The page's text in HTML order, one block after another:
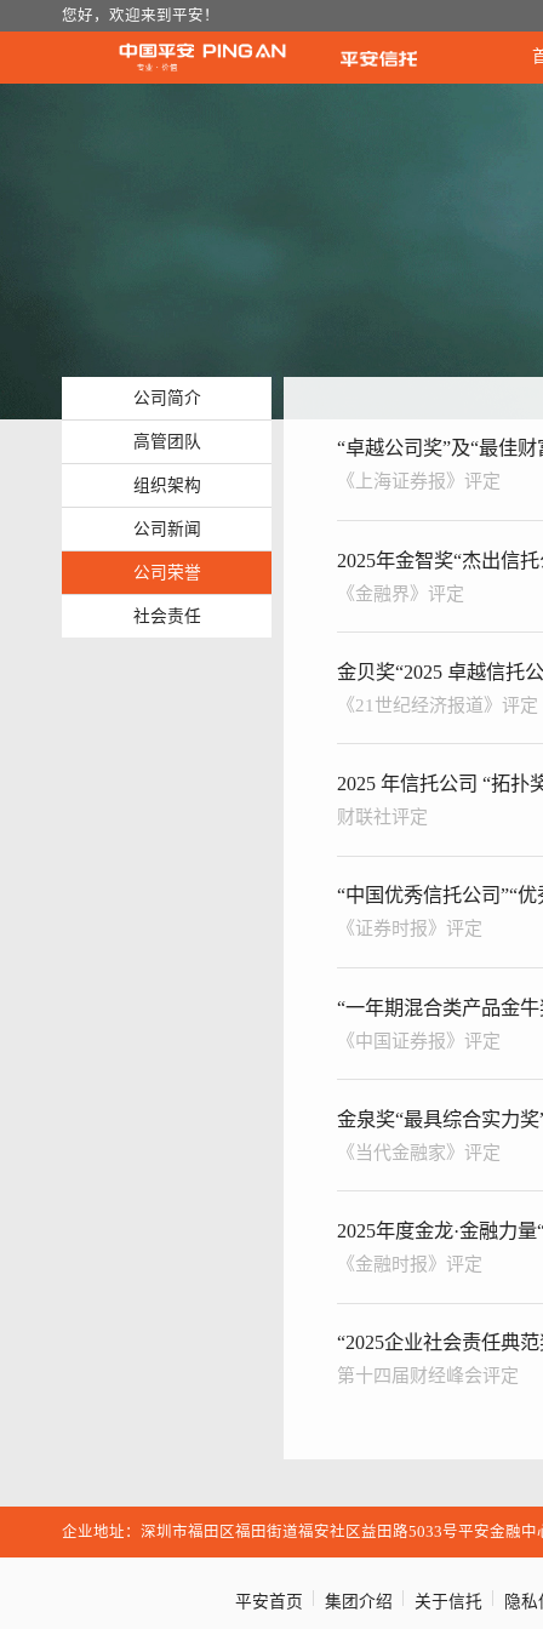
您好，欢迎来到平安！
公司简介
高管团队
组织架构
公司新闻
公司荣誉
社会责任
“卓越公司奖”及“最佳
《上海证券报》评定
2025年金智奖“杰出信
《金融界》评定
金贝奖“2025 卓越信托
《21世纪经济报道》评定
2025 年信托公司 “拓扑
财联社评定
“中国优秀信托公司”“
《证券时报》评定
“一年期混合类产品金牛
《中国证券报》评定
金泉奖“最具综合实力
《当代金融家》评定
2025年度金龙·金融力量
《金融时报》评定
“2025企业社会责任典范
第十四届财经峰会评定
企业地址：深圳市福田区福田街道福安社区益田路5033号平安金融中
平安首页 集团介绍 关于信托 隐私